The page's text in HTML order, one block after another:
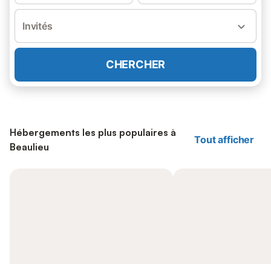
Invités
CHERCHER
Hébergements les plus populaires à
Beaulieu
Tout afficher